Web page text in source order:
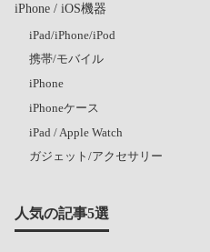
iPhone / iOS機器
iPad/iPhone/iPod
携帯/モバイル
iPhone
iPhoneケース
iPad / Apple Watch
ガジェット/アクセサリー
人気の記事5選